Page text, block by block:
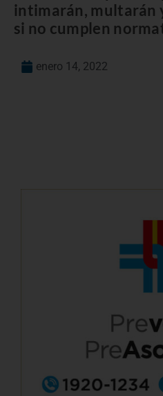
intimarán, multarán
si no cumplen
enero 14, 2022